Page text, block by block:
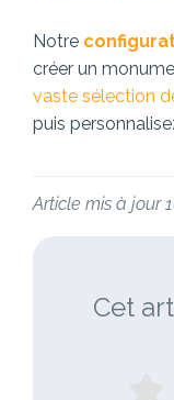
Notre
créer un
vaste sélection
puis
Article mis à jour
Cet